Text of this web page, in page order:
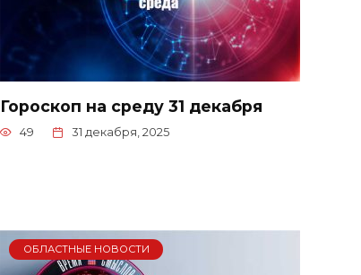
Гороскоп на среду 31 декабря
49 31 декабря, 2025
ОБЛАСТНЫЕ НОВОСТИ